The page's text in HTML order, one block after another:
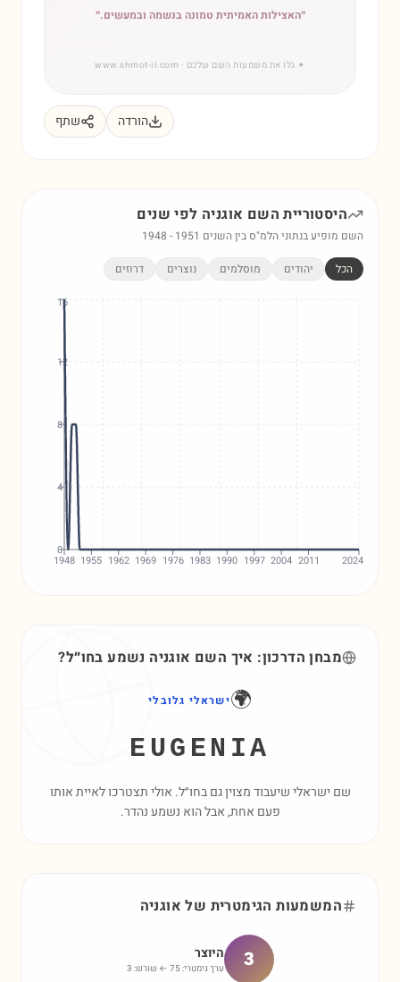
״האצילות האמיתית טמונה בנשמה ובמעשים.״
✦ גלו את משמעות השם שלכם · www.shmot-il.com
הורדה שתף
היסטוריית השם אוגניה לפי שנים
השם מופיע בנתוני הלמ"ס בין השנים 1948 - 1951
הכל יהודים מוסלמים נוצרים דרוזים
1948 1955 1962 1969 1976 1983 1990 1997 2004 2011 2024
0
4
8
12
16
מבחן הדרכון: איך השם אוגניה נשמע בחו״ל?
🌍ישראלי גלובלי
EUGENIA
שם ישראלי שיעבוד מצוין גם בחו״ל. אולי תצטרכו לאיית אותו
פעם אחת, אבל הוא נשמע נהדר.
המשמעות הגימטרית של אוגניה
3 היוצר
ערך גימטרי: 75 ← שורש: 3